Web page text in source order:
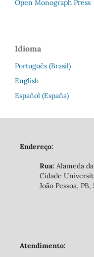
Open Monograph Press
Idioma
Português (Brasil)
English
Español (España)
Endereço:
Rua: Alameda
Cidade
João Pessoa,
Atendimento: